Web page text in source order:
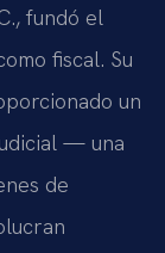
fundó el
fiscal. Su
un
— una
de